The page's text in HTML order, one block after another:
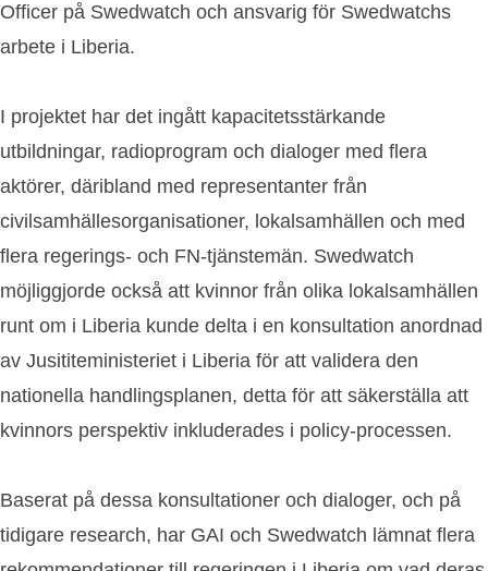
Officer på Swedwatch och ansvarig för Swedwatchs
arbete i Liberia.
I projektet har det ingått kapacitetsstärkande
utbildningar, radioprogram och dialoger med flera
aktörer, däribland med representanter från
civilsamhällesorganisationer, lokalsamhällen och med
flera regerings- och FN-tjänstemän. Swedwatch
möjliggjorde också att kvinnor från olika lokalsamhällen
runt om i Liberia kunde delta i en konsultation anordnad
av Jusititeministeriet i Liberia för att validera den
nationella handlingsplanen, detta för att säkerställa att
kvinnors perspektiv inkluderades i policy-processen.
Baserat på dessa konsultationer och dialoger, och på
tidigare research, har GAI och Swedwatch lämnat flera